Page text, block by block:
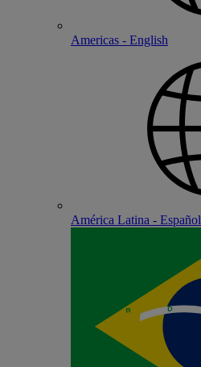
Americas - English
América Latina - Español